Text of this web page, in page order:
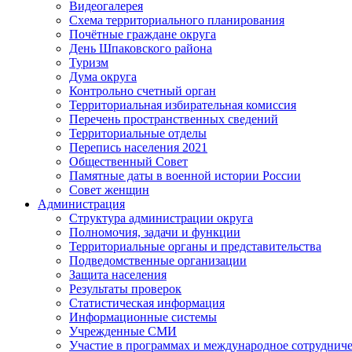
Видеогалерея
Схема территориального планирования
Почётные граждане округа
День Шпаковского района
Туризм
Дума округа
Контрольно счетный орган
Территориальная избирательная комиссия
Перечень пространственных сведений
Территориальные отделы
Перепись населения 2021
Общественный Совет
Памятные даты в военной истории России
Совет женщин
Администрация
Структура администрации округа
Полномочия, задачи и функции
Территориальные органы и представительства
Подведомственные организации
Защита населения
Результаты проверок
Статистическая информация
Информационные системы
Учрежденные СМИ
Участие в программах и международное